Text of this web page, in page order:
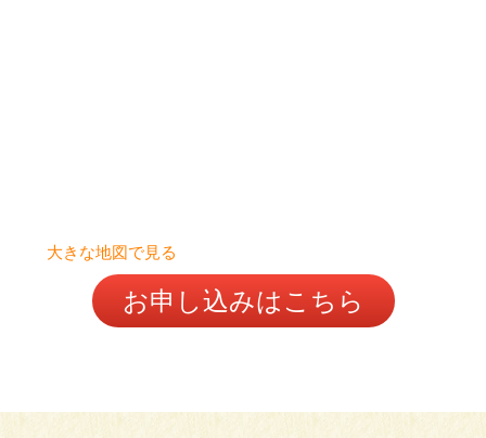
大きな地図で見る
お申し込みはこちら